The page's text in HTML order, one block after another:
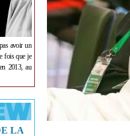
avoir un
fois que je
2013, au
LA